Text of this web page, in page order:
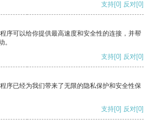
支持[0] 反对[0]
序可以给你提供最高速度和安全性的连接，并帮
。
支持[0] 反对[0]
序已经为我们带来了无限的隐私保护和安全性保
支持[0] 反对[0]